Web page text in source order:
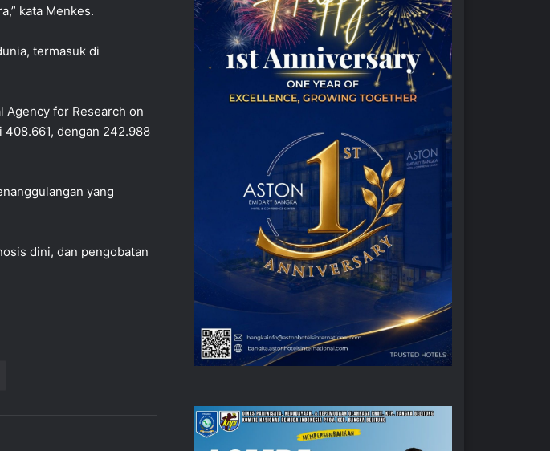
kata Menkes.
termasuk di
Agency for Research on
408.661, dengan 242.988
yang
dini, dan pengobatan